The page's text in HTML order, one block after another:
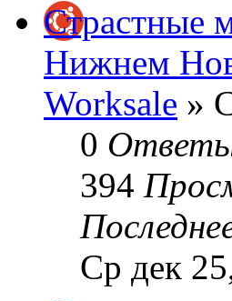
Страстные
Нижнем
Worksale »
0
394
Ср дек